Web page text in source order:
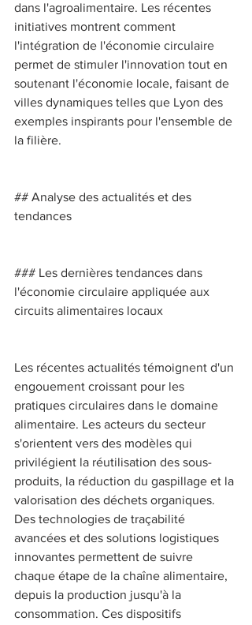
dans l'agroalimentaire. Les récentes
initiatives montrent comment
l'intégration de l'économie circulaire
permet de stimuler l'innovation tout en
soutenant l'économie locale, faisant de
villes dynamiques telles que Lyon des
exemples inspirants pour l'ensemble de
la filière.
## Analyse des actualités et des
tendances
### Les dernières tendances dans
l'économie circulaire appliquée aux
circuits alimentaires locaux
Les récentes actualités témoignent d'un
engouement croissant pour les
pratiques circulaires dans le domaine
alimentaire. Les acteurs du secteur
s'orientent vers des modèles qui
privilégient la réutilisation des sous-
produits, la réduction du gaspillage et la
valorisation des déchets organiques.
Des technologies de traçabilité
avancées et des solutions logistiques
innovantes permettent de suivre
chaque étape de la chaîne alimentaire,
depuis la production jusqu'à la
consommation. Ces dispositifs